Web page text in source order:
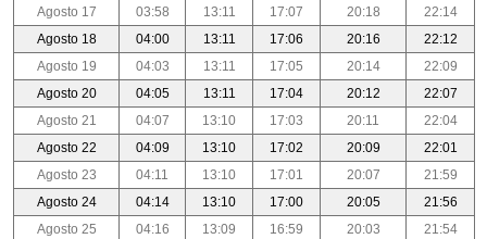
Agosto 17
03:58 13:11 17:07 20:18
22:14
Agosto 18
04:00 13:11 17:06 20:16
22:12
Agosto 19
04:03 13:11 17:05 20:14
22:09
Agosto 20
04:05 13:11 17:04 20:12
22:07
Agosto 21
04:07 13:10 17:03 20:11
22:04
Agosto 22
04:09 13:10 17:02 20:09
22:01
Agosto 23
04:11 13:10 17:01 20:07
21:59
Agosto 24
04:14 13:10 17:00 20:05
21:56
Agosto 25
04:16 13:09 16:59 20:03
21:54